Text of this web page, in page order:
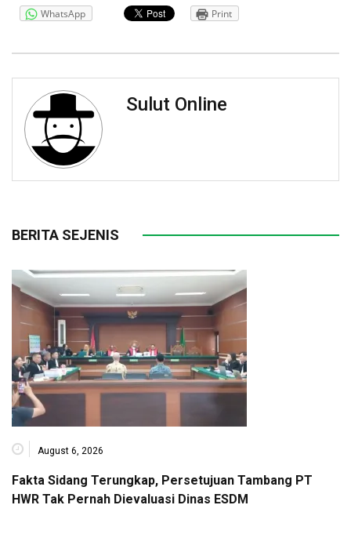
WhatsApp Print
Sulut Online
BERITA SEJENIS
August 6, 2026
Fakta Sidang Terungkap, Persetujuan Tambang PT
HWR Tak Pernah Dievaluasi Dinas ESDM